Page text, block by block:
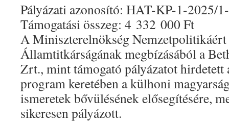
Pályázati azonosító: HAT-KP-1-2025/
Támogatási összeg: 4 332 000 Ft
A Miniszterelnökség Nemzetpolitikáért
Államtitkárságának megbízásából a
Zrt., mint támogató pályázatot hirdetett
program keretében a külhoni
ismeretek bővülésének elősegítésére,
sikeresen pályázott.